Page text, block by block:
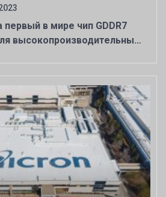
первый в мире чип GDDR7
высокопроизводительных